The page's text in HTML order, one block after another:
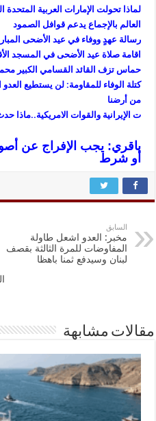
لماذا تحولت الإمارات العربية
العالم بالإجماع يدعم قوافل الصمود
رسالة عهدٍ ووفاء في عيد الأضحى
اقامة صلاة عيد الأضحى في المسجد الأقصى بحضور
حماس تزف القائد القسامي الكبير
كتلة الوفاء للمقاومة: لن يستطيع
من أرضنا
ت الإيرانية والقوات الامريكية..ماذا
باقري: يجب الإفراج عن
أو شرط
السابق
مخبر: العدو اشعل طاولة
المفاوضات للمرة الثالثة بقصف
لبنان وسيدفع ثمنا باهظا
مقالات مشابهة